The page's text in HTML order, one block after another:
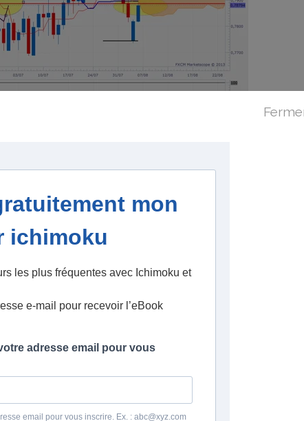
les prix cassent kijun à la baisse. Le stop pourra être
ratio de 2